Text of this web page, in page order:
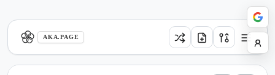
AKA.PAGE